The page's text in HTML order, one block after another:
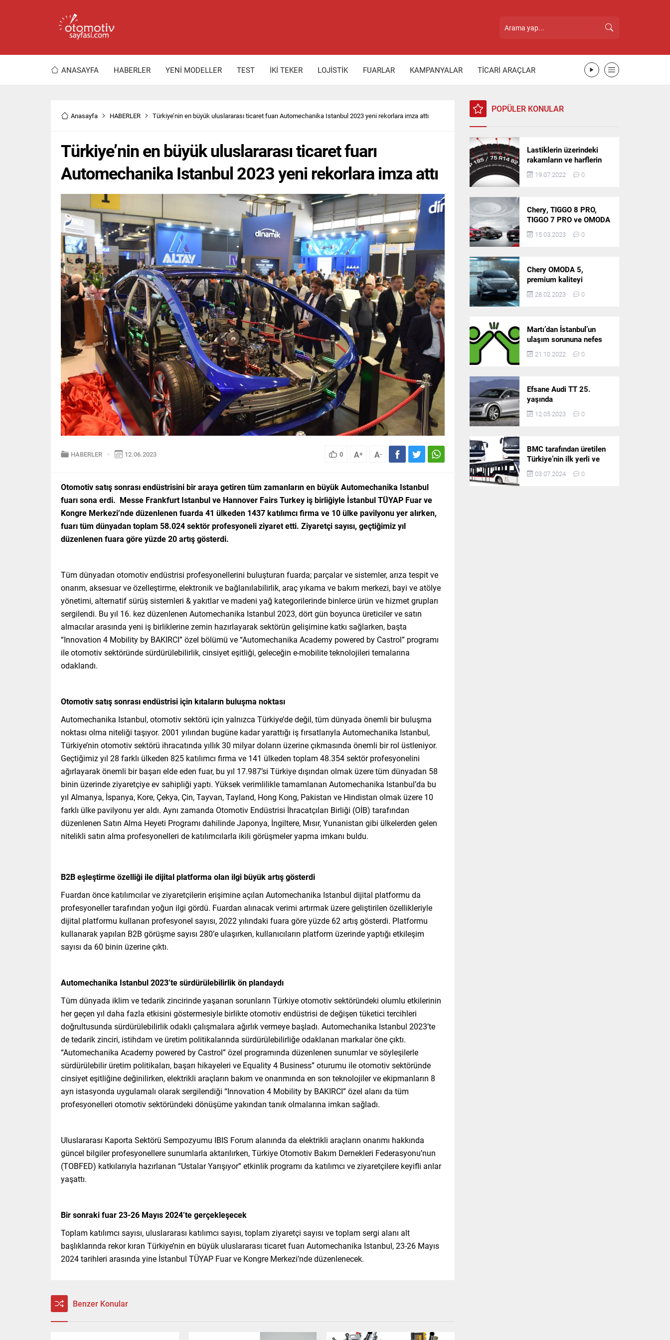
ANASAYFA HABERLER YENİ MODELLER TEST İKİ TEKER LOJİSTİK FUARLAR KAMPANYALAR TİCARİ ARAÇLAR
Anasayfa HABERLER Türkiye’nin en büyük uluslararası ticaret fuarı Automechanika Istanbul 2023 yeni rekorlara imza attı
Türkiye’nin en büyük uluslararası ticaret fuarı
Automechanika Istanbul 2023 yeni rekorlara imza attı
HABERLER 12.06.2023 0 A+ A-
Otomotiv satış sonrası endüstrisini bir araya getiren tüm zamanların en büyük Automechanika Istanbul
fuarı sona erdi. Messe Frankfurt Istanbul ve Hannover Fairs Turkey iş birliğiyle İstanbul TÜYAP Fuar ve
Kongre Merkezi’nde düzenlenen fuarda 41 ülkeden 1437 katılımcı firma ve 10 ülke pavilyonu yer alırken,
fuarı tüm dünyadan toplam 58.024 sektör profesyoneli ziyaret etti. Ziyaretçi sayısı, geçtiğimiz yıl
düzenlenen fuara göre yüzde 20 artış gösterdi.
Tüm dünyadan otomotiv endüstrisi profesyonellerini buluşturan fuarda; parçalar ve sistemler, arıza tespit ve
onarım, aksesuar ve özelleştirme, elektronik ve bağlanılabilirlik, araç yıkama ve bakım merkezi, bayi ve atölye
yönetimi, alternatif sürüş sistemleri & yakıtlar ve madeni yağ kategorilerinde binlerce ürün ve hizmet grupları
sergilendi. Bu yıl 16. kez düzenlenen Automechanika Istanbul 2023, dört gün boyunca üreticiler ve satın
almacılar arasında yeni iş birliklerine zemin hazırlayarak sektörün gelişimine katkı sağlarken, başta
“Innovation 4 Mobility by BAKIRCI” özel bölümü ve “Automechanika Academy powered by Castrol” programı
ile otomotiv sektöründe sürdürülebilirlik, cinsiyet eşitliği, geleceğin e-mobilite teknolojileri temalarına
odaklandı.
Otomotiv satış sonrası endüstrisi için kıtaların buluşma noktası
Automechanika Istanbul, otomotiv sektörü için yalnızca Türkiye’de değil, tüm dünyada önemli bir buluşma
noktası olma niteliği taşıyor. 2001 yılından bugüne kadar yarattığı iş fırsatlarıyla Automechanika Istanbul,
Türkiye’nin otomotiv sektörü ihracatında yıllık 30 milyar doların üzerine çıkmasında önemli bir rol üstleniyor.
Geçtiğimiz yıl 28 farklı ülkeden 825 katılımcı firma ve 141 ülkeden toplam 48.354 sektör profesyonelini
ağırlayarak önemli bir başarı elde eden fuar, bu yıl 17.987’si Türkiye dışından olmak üzere tüm dünyadan 58
binin üzerinde ziyaretçiye ev sahipliği yaptı. Yüksek verimlilikle tamamlanan Automechanika Istanbul’da bu
yıl Almanya, İspanya, Kore, Çekya, Çin, Tayvan, Tayland, Hong Kong, Pakistan ve Hindistan olmak üzere 10
farklı ülke pavilyonu yer aldı. Aynı zamanda Otomotiv Endüstrisi İhracatçıları Birliği (OİB) tarafından
düzenlenen Satın Alma Heyeti Programı dahilinde Japonya, İngiltere, Mısır, Yunanistan gibi ülkelerden gelen
nitelikli satın alma profesyonelleri de katılımcılarla ikili görüşmeler yapma imkanı buldu.
B2B eşleştirme özelliği ile dijital platforma olan ilgi büyük artış gösterdi
Fuardan önce katılımcılar ve ziyaretçilerin erişimine açılan Automechanika Istanbul dijital platformu da
profesyoneller tarafından yoğun ilgi gördü. Fuardan alınacak verimi artırmak üzere geliştirilen özellikleriyle
dijital platformu kullanan profesyonel sayısı, 2022 yılındaki fuara göre yüzde 62 artış gösterdi. Platformu
kullanarak yapılan B2B görüşme sayısı 280’e ulaşırken, kullanıcıların platform üzerinde yaptığı etkileşim
sayısı da 60 binin üzerine çıktı.
Automechanika Istanbul 2023’te sürdürülebilirlik ön plandaydı
Tüm dünyada iklim ve tedarik zincirinde yaşanan sorunların Türkiye otomotiv sektöründeki olumlu etkilerinin
her geçen yıl daha fazla etkisini göstermesiyle birlikte otomotiv endüstrisi de değişen tüketici tercihleri
doğrultusunda sürdürülebilirlik odaklı çalışmalara ağırlık vermeye başladı. Automechanika Istanbul 2023’te
de tedarik zinciri, istihdam ve üretim politikalarında sürdürülebilirliğe odaklanan markalar öne çıktı.
“Automechanika Academy powered by Castrol” özel programında düzenlenen sunumlar ve söyleşilerle
sürdürülebilir üretim politikaları, başarı hikayeleri ve Equality 4 Business” oturumu ile otomotiv sektöründe
cinsiyet eşitliğine değinilirken, elektrikli araçların bakım ve onarımında en son teknolojiler ve ekipmanların 8
ayrı istasyonda uygulamalı olarak sergilendiği “Innovation 4 Mobility by BAKIRCI” özel alanı da tüm
profesyonelleri otomotiv sektöründeki dönüşüme yakından tanık olmalarına imkan sağladı.
Uluslararası Kaporta Sektörü Sempozyumu IBIS Forum alanında da elektrikli araçların onarımı hakkında
güncel bilgiler profesyonellere sunumlarla aktarılırken, Türkiye Otomotiv Bakım Dernekleri Federasyonu’nun
(TOBFED) katkılarıyla hazırlanan “Ustalar Yarışıyor” etkinlik programı da katılımcı ve ziyaretçilere keyifli anlar
yaşattı.
Bir sonraki fuar 23-26 Mayıs 2024’te gerçekleşecek
Toplam katılımcı sayısı, uluslararası katılımcı sayısı, toplam ziyaretçi sayısı ve toplam sergi alanı alt
başlıklarında rekor kıran Türkiye’nin en büyük uluslararası ticaret fuarı Automechanika Istanbul, 23-26 Mayıs
2024 tarihleri arasında yine İstanbul TÜYAP Fuar ve Kongre Merkezi’nde düzenlenecek.
Benzer Konular
POPÜLER KONULAR
Lastiklerin üzerindeki
rakamların ve harflerin
anlamı nedir?
19.07.2022 0
Chery, TIGGO 8 PRO,
TIGGO 7 PRO ve OMODA
5’in resmi olarak
satışlarına başlıyor!
15.03.2023 0
Chery OMODA 5,
premium kaliteyi
Türkiye’de sunmaya
hazırlanıyor
28.02.2023 0
Martı’dan İstanbul’un
ulaşım sorununa nefes
aldıracak yeni
platform: Tek Araçla
21.10.2022 0
Efsane Audi TT 25.
yaşında
12.05.2023 0
BMC tarafından üretilen
Türkiye’nin ilk yerli ve
milli apron otobüsü
Neoport’a yurt dışından
03.07.2024 0